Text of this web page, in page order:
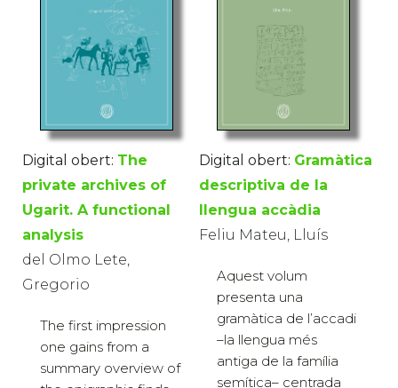
Digital obert: The
private archives of
Ugarit. A functional
analysis
del Olmo Lete,
Gregorio
The first impression
one gains from a
summary overview of
Digital obert: Gramàtica
descriptiva de la
llengua accàdia
Feliu Mateu, Lluís
Aquest volum
presenta una
gramàtica de l’accadi
–la llengua més
antiga de la família
semítica– centrada